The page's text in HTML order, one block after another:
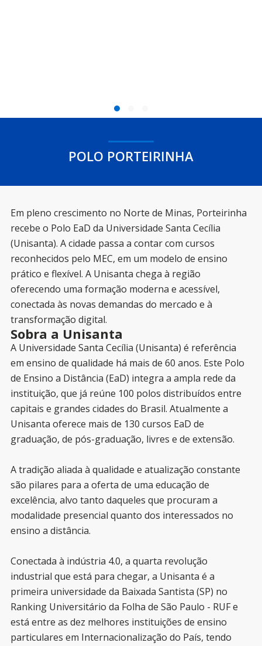
POLO PORTEIRINHA
Em pleno crescimento no Norte de Minas, Porteirinha
recebe o Polo EaD da Universidade Santa Cecília
(Unisanta). A cidade passa a contar com cursos
reconhecidos pelo MEC, em um modelo de ensino
prático e flexível. A Unisanta chega à região
oferecendo uma formação moderna e acessível,
conectada às novas demandas do mercado e à
transformação digital.
Sobra a Unisanta
A Universidade Santa Cecília (Unisanta) é referência
em ensino de qualidade há mais de 60 anos. Este Polo
de Ensino a Distância (EaD) integra a ampla rede da
instituição, que já reúne 100 polos distribuídos entre
capitais e grandes cidades do Brasil. Atualmente a
Unisanta oferece mais de 130 cursos EaD de
graduação, de pós-graduação, livres e de extensão.
A tradição aliada à qualidade e atualização constante
são pilares para a oferta de uma educação de
excelência, alvo tanto daqueles que procuram a
modalidade presencial quanto dos interessados no
ensino a distância.
Conectada à indústria 4.0, a quarta revolução
industrial que está para chegar, a Unisanta é a
primeira universidade da Baixada Santista (SP) no
Ranking Universitário da Folha de São Paulo - RUF e
está entre as dez melhores instituições de ensino
particulares em Internacionalização do País, tendo